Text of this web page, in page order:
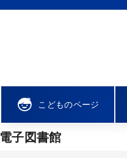
こどものページ
電子図書館